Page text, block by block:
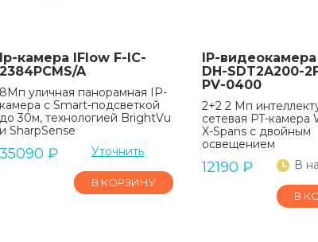
Ip-камера IFlow F-IC-
2384PCMS/A
8Мп уличная панорамная IP-
камера с Smart-подсветкой
до 30м, технологией BrightVu
и SharpSense
35090 ₽ Уточнить
В КОРЗИНУ
IP-видеокамера
DH-SDT2A200-
PV-0400
2+2 2 Мп
сетевая PT-камера
X-Spans с двойным
освещением
12190 ₽ В
В